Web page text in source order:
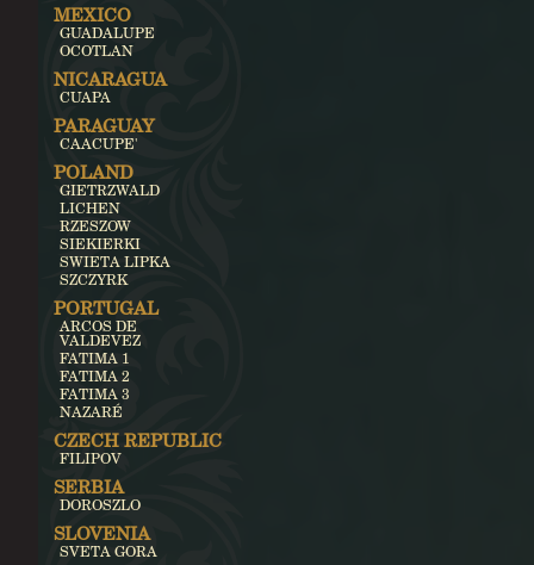
MEXICO
GUADALUPE
OCOTLAN
NICARAGUA
CUAPA
PARAGUAY
CAACUPE'
POLAND
GIETRZWALD
LICHEN
RZESZOW
SIEKIERKI
SWIETA LIPKA
SZCZYRK
PORTUGAL
ARCOS DE
VALDEVEZ
FATIMA 1
FATIMA 2
FATIMA 3
NAZARÉ
CZECH REPUBLIC
FILIPOV
SERBIA
DOROSZLO
SLOVENIA
SVETA GORA